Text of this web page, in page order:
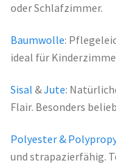
oder Schlafzimmer.
Baumwolle:
ideal für
Sisal &Jute:
Flair. Besonders
Polyester &
und strapazierfähig.